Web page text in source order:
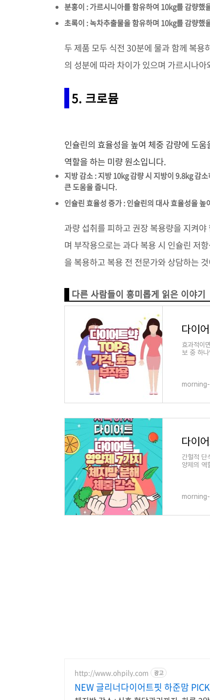
분홍이 : 가르시니아를 함유하여 10kg를 감량했
초록이 : 녹차추출물을 함유하며 10kg를 감량했
두 제품 모두 식전 30분에 물과 함께 복
의 성분에 따라 차이가 있으며 가르시나
5. 크로뮴
인슐린의 효율성을 높여 체중 감량에 도
역할을 하는 미량 원소입니다.
지방 감소 : 지방 10kg 감량 시 지방이 9.8kg 감
큰 도움을 줍니다.
인슐린 효율성 증가 : 인슐린의 대사 효율성을
과량 섭취를 피하고 권장 복용량을 지켜
며 부작용으로는 과다 복용 시 인슐린 저
을 복용하고 복용 전 전문가와 상담하는
다른 사람들이 흥미롭게 읽은 이야기
다이
효과적이
보 중 하
다이
간헐적 단
양제의 역
http://www.ohpily.com 광고
NEW 글리너다이어트핏 하준맘